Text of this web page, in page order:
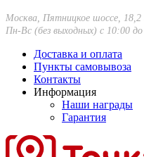
Москва, Пятницкое шоссе,
Пн-Вс (без выходных) с 10:00
Доставка и оплата
Пункты самовывоза
Контакты
Информация
Наши награды
Гарантия